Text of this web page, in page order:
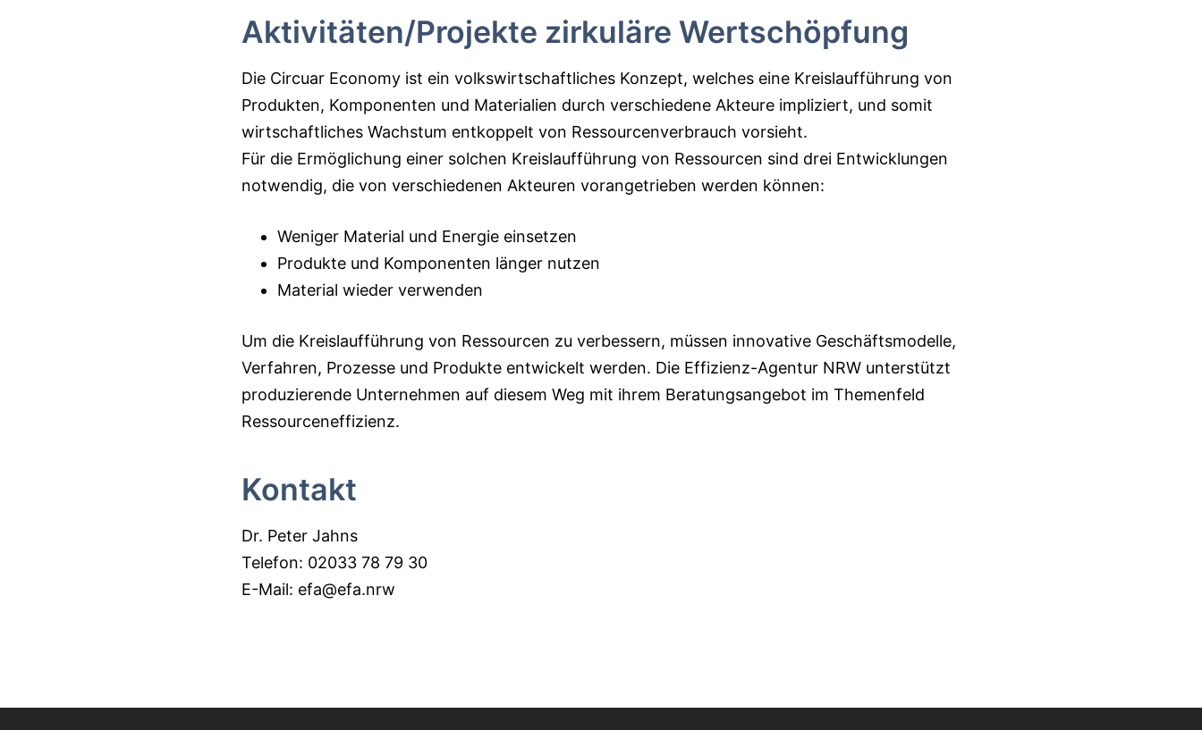
Aktivitäten/Projekte zirkuläre Wertschöpfung
Die Circuar Economy ist ein volkswirtschaftliches Konzept, welches eine Kreislaufführung von
Produkten, Komponenten und Materialien durch verschiedene Akteure impliziert, und somit
wirtschaftliches Wachstum entkoppelt von Ressourcenverbrauch vorsieht.
Für die Ermöglichung einer solchen Kreislaufführung von Ressourcen sind drei Entwicklungen
notwendig, die von verschiedenen Akteuren vorangetrieben werden können:
Weniger Material und Energie einsetzen
Produkte und Komponenten länger nutzen
Material wieder verwenden
Um die Kreislaufführung von Ressourcen zu verbessern, müssen innovative Geschäftsmodelle,
Verfahren, Prozesse und Produkte entwickelt werden. Die Effizienz-Agentur NRW unterstützt
produzierende Unternehmen auf diesem Weg mit ihrem Beratungsangebot im Themenfeld
Ressourceneffizienz.
Kontakt
Dr. Peter Jahns
Telefon: 02033 78 79 30
E-Mail: efa@efa.nrw